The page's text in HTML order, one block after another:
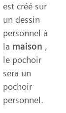
est créé sur
un dessin
personnel à
la maison ,
le pochoir
sera un
pochoir
personnel.